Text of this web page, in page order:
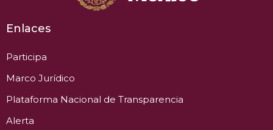
Enlaces
Participa
Marco Jurídico
Plataforma Nacional de Transparencia
Alerta